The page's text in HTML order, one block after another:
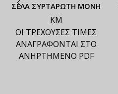
ΣΕΛΑ ΣΥΡΤΑΡΩΤΗ ΜΟΝΗ
ΚΜ
ΟΙ ΤΡΕΧΟΥΣΕΣ ΤΙΜΕΣ
ΑΝΑΓΡΑΦΟΝΤΑΙ ΣΤΟ
ΑΝΗΡΤΗΜΕΝΟ PDF